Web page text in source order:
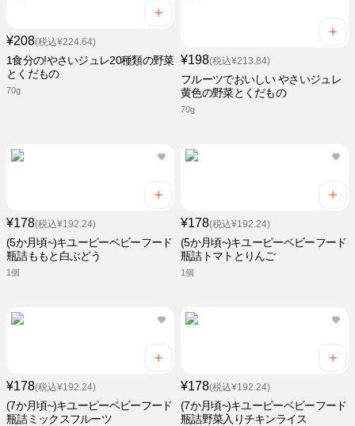
¥208(税込¥224.64)
1食分の!やさいジュレ20種類の野菜
とくだもの
70g
¥198(税込¥213.84)
フルーツでおいしい やさいジュレ
黄色の野菜とくだもの
70g
¥178(税込¥192.24)
(5か月頃~)キユーピーベビーフード
瓶詰ももと白ぶどう
1個
¥178(税込¥192.24)
(5か月頃~)キユーピーベビーフード
瓶詰トマトとりんご
1個
¥178(税込¥192.24)
(7か月頃~)キユーピーベビーフード
瓶詰ミックスフルーツ
¥178(税込¥192.24)
(7か月頃~)キユーピーベビーフード
瓶詰野菜入りチキンライス